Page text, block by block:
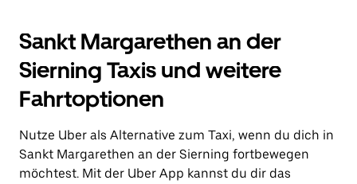
Sankt Margarethen an der
Sierning Taxis und weitere
Fahrtoptionen
Nutze Uber als Alternative zum Taxi, wenn du dich in
Sankt Margarethen an der Sierning fortbewegen
möchtest. Mit der Uber App kannst du dir das